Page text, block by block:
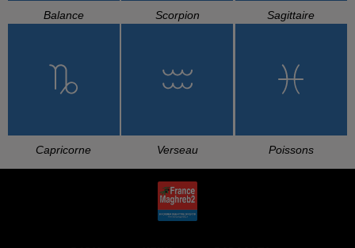
Balance Scorpion Sagittaire
Capricorne Verseau Poissons